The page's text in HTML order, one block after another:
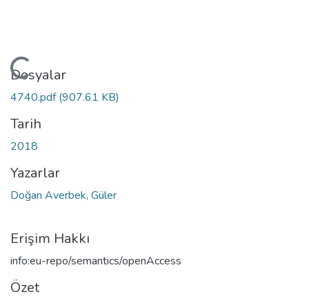
Yükleniyor...
Dosyalar
4740.pdf(907.61 KB)
Tarih
2018
Yazarlar
Doğan Averbek, Güler
Erişim Hakkı
info:eu-repo/semantics/openAccess
Özet